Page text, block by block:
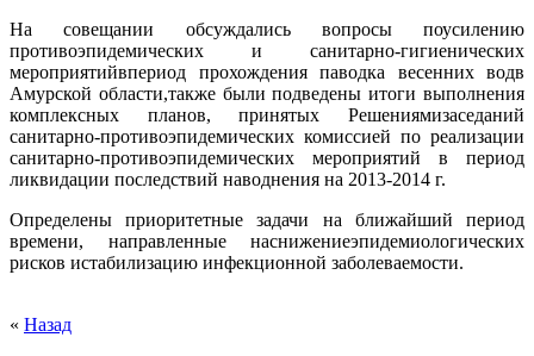
На совещании обсуждались вопросы поусилению
противоэпидемических и санитарно-гигиенических
мероприятийвпериод прохождения паводка весенних водв
Амурской области,также были подведены итоги выполнения
комплексных планов, принятых Решениямизаседаний
санитарно-противоэпидемических комиссией по реализации
санитарно-противоэпидемических мероприятий в период
ликвидации последствий наводнения на 2013-2014 г.
Определены приоритетные задачи на ближайший период
времени, направленные наснижениеэпидемиологических
рисков истабилизацию инфекционной заболеваемости.
« Назад